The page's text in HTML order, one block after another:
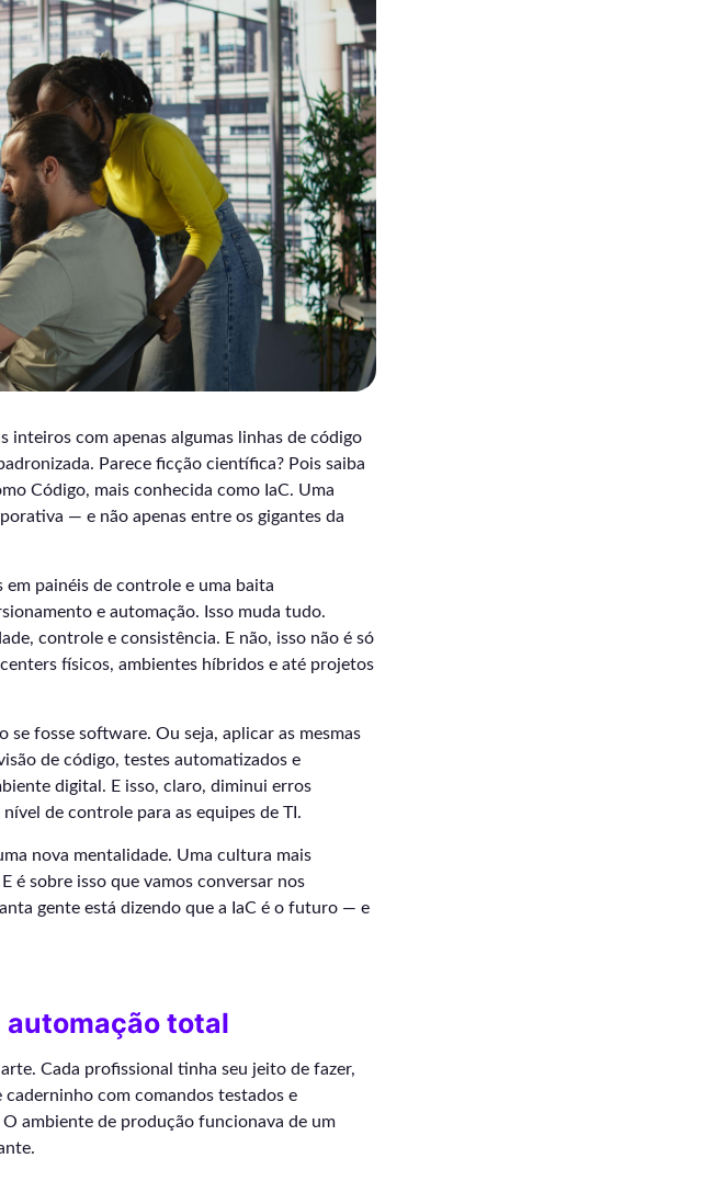
inteiros com apenas algumas linhas de código
Parece ficção científica? Pois saiba
Código, mais conhecida como IaC. Uma
— e não apenas entre os gigantes da
painéis de controle e uma baita
e automação. Isso muda tudo.
controle e consistência. E não, isso não é só
físicos, ambientes híbridos e até projetos
fosse software. Ou seja, aplicar as mesmas
de código, testes automatizados e
digital. E isso, claro, diminui erros
de controle para as equipes de TI.
nova mentalidade. Uma cultura mais
é sobre isso que vamos conversar nos
gente está dizendo que a IaC é o futuro — e
automação total
Cada profissional tinha seu jeito de fazer,
caderninho com comandos testados e
ambiente de produção funcionava de um